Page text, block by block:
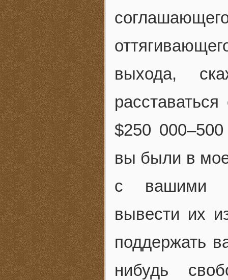
выхода,
$250
вы были в
с вашими
вывести их
поддержать
нибудь